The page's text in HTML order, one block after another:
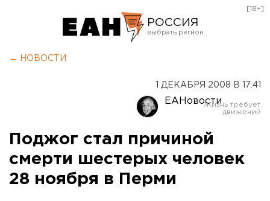
РОССИЯ
Оренбург
[18+]
← НОВОСТИ
1 ДЕКАБРЯ 2008 В 17:41
ЕАНовости
Поджог стал причиной
смерти шестерых человек
28 ноября в Перми